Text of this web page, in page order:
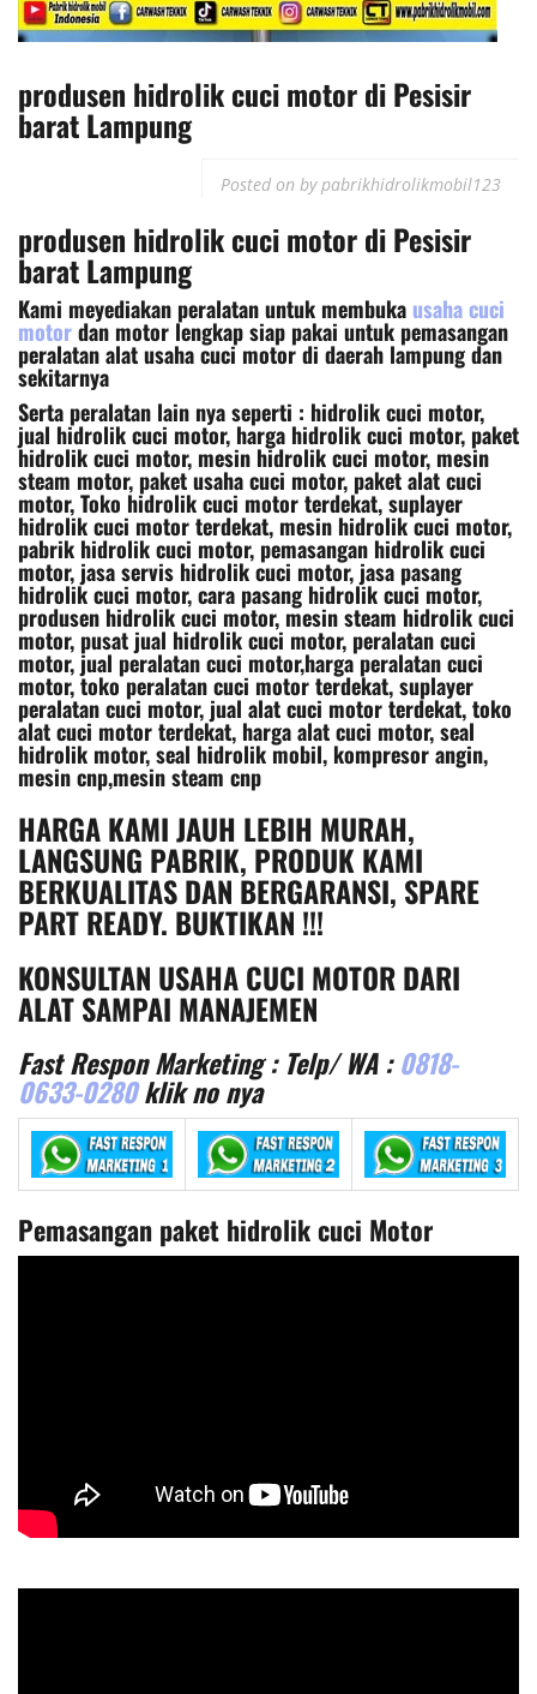
produsen hidrolik cuci motor di Pesisir
barat Lampung
Posted on bypabrikhidrolikmobil123
produsen hidrolik cuci motordi Pesisir
barat Lampung
Kami meyediakan peralatan untuk membuka usaha cuci
motordan motor lengkap siap pakai untuk pemasangan
peralatan alat usaha cuci motor di daerah lampung dan
sekitarnya
Serta peralatan lain nya seperti : hidrolik cuci motor,
jual hidrolik cuci motor, harga hidrolik cuci motor, paket
hidrolik cuci motor, mesin hidrolik cuci motor, mesin
steam motor, paket usaha cuci motor, paket alat cuci
motor, Toko hidrolik cuci motor terdekat, suplayer
hidrolik cuci motor terdekat, mesin hidrolik cuci motor,
pabrik hidrolik cuci motor, pemasangan hidrolik cuci
motor, jasa servis hidrolik cuci motor, jasa pasang
hidrolik cuci motor, cara pasang hidrolik cuci motor,
produsen hidrolik cuci motor, mesin steam hidrolik cuci
motor, pusat jual hidrolik cuci motor, peralatan cuci
motor, jual peralatan cuci motor,harga peralatan cuci
motor, toko peralatan cuci motor terdekat, suplayer
peralatan cuci motor, jual alat cuci motor terdekat, toko
alat cuci motor terdekat, harga alat cuci motor, seal
hidrolik motor, seal hidrolik mobil, kompresor angin,
mesin cnp,mesin steam cnp
HARGA KAMI JAUH LEBIH MURAH,
LANGSUNG PABRIK, PRODUK KAMI
BERKUALITAS DAN BERGARANSI, SPARE
PART READY. BUKTIKAN !!!
KONSULTAN USAHA CUCI MOTOR DARI
ALAT SAMPAI MANAJEMEN
Fast Respon Marketing : Telp/ WA :0818-
0633-0280klik no nya
Pemasangan paket hidrolik cuci Motor